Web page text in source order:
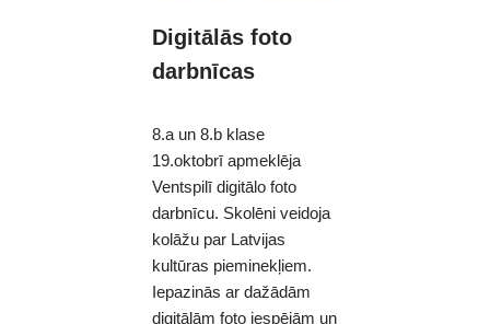
Digitālās foto
darbnīcas
8.a un 8.b klase
19.oktobrī apmeklēja
Ventspilī digitālo foto
darbnīcu. Skolēni veidoja
kolāžu par Latvijas
kultūras pieminekļiem.
Iepazinās ar dažādām
digitālām foto iespējām un